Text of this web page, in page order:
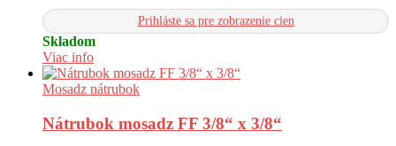
Prihláste sa pre zobrazenie cien
Skladom
Viac info
Mosadz nátrubok
Nátrubok mosadz FF 3/8“ x 3/8“